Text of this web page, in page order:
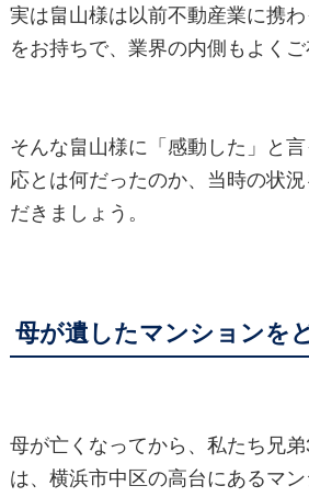
実は畠山様は以前不動産業に携
をお持ちで、業界の内側もよくご
そんな畠山様に「感動した」と
応とは何だったのか、当時の状
だきましょう。
母が遺したマンションを
母が亡くなってから、私たち兄
は、横浜市中区の高台にあるマン